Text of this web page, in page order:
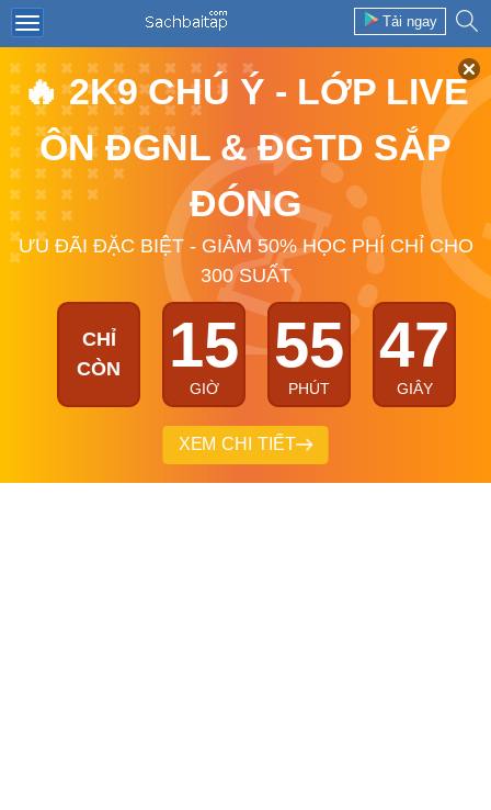
Tải ngay
🔥 2K9 CHÚ Ý - LỚP LIVE
ÔN ĐGNL & ĐGTD SẮP
ĐÓNG
ƯU ĐÃI ĐẶC BIỆT - GIẢM 50% HỌC PHÍ CHỈ CHO
300 SUẤT
CHỈ
CÒN
15
GIỜ
55
PHÚT
46
GIÂY
XEM CHI TIẾT